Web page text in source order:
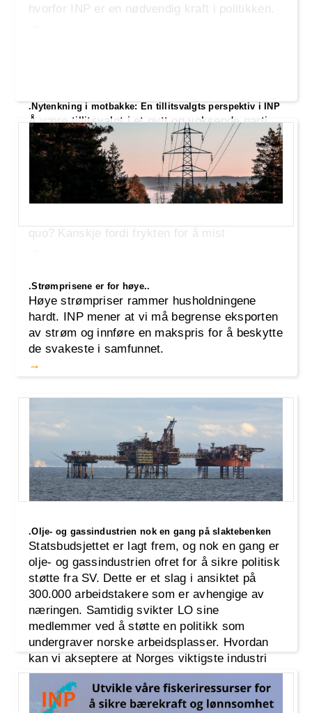
hvorfor INP er en nødvendig kraft i politikken.
.Nytenkning i motbakke: En tillitsvalgts perspektiv i INP
Å være tillitsvalgt i et nytt og voksende parti
som Industri- og Næringspartiet (INP) er alt
annet enn enkelt. Vi utfordrer det etablerte og
prøver å introdusere nye ideer for å styre
landet, men møter ofte skepsis, motstand og
hån. Hvorfor er det så vanskelig å skape
quo? Kanskje fordi frykten for å mist
.Strømprisene er for høye..
Høye strømpriser rammer husholdningene
hardt. INP mener at vi må begrense eksporten
av strøm og innføre en makspris for å beskytte
de svakeste i samfunnet.
.Olje- og gassindustrien nok en gang på slaktebenken
Statsbudsjettet er lagt frem, og nok en gang er
olje- og gassindustrien ofret for å sikre politisk
støtte fra SV. Dette er et slag i ansiktet på
300.000 arbeidstakere som er avhengige av
næringen. Samtidig svikter LO sine
medlemmer ved å støtte en politikk som
undergraver norske arbeidsplasser. Hvordan
kan vi akseptere at Norges viktigste industri